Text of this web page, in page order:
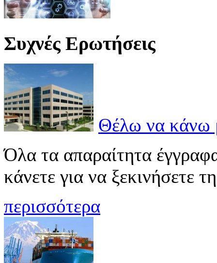
Συχνές Ερωτήσεις
Θέλω να κάνω
Όλα τα απαραίτητα
κάνετε για να ξεκινήσετε
περισσότερα